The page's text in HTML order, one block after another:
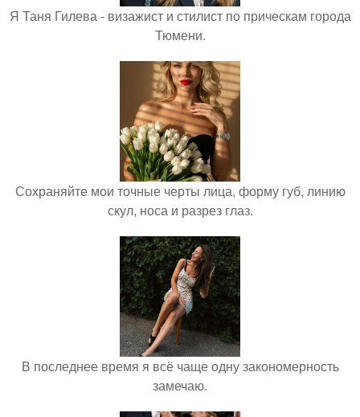
Я Таня Гилева - визажист и стилист по прическам города
Тюмени.
Сохраняйте мои точные черты лица, форму губ, линию
скул, носа и разрез глаз.
В последнее время я всё чаще одну закономерность
замечаю.